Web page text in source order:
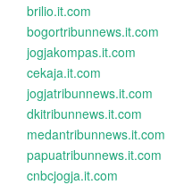
brilio.it.com
bogortribunnews.it.com
jogjakompas.it.com
cekaja.it.com
jogjatribunnews.it.com
dkitribunnews.it.com
medantribunnews.it.com
papuatribunnews.it.com
cnbcjogja.it.com